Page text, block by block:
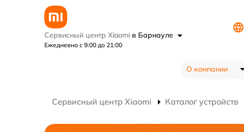
Сервисный центр Xiaomi в Барнауле
Ежедневно с 9:00 до 21:00
О компании
Сервисный центр Xiaomi Каталог устройств